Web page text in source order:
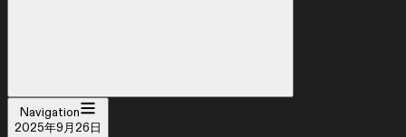
Navigation
2025年9月26日